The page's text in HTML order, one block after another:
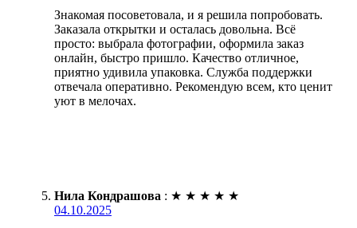
Знакомая посоветовала, и я решила попробовать.
Заказала открытки и осталась довольна. Всё
просто: выбрала фотографии, оформила заказ
онлайн, быстро пришло. Качество отличное,
приятно удивила упаковка. Служба поддержки
отвечала оперативно. Рекомендую всем, кто ценит
уют в мелочах.
Нила Кондрашова : ★ ★ ★ ★ ★
04.10.2025